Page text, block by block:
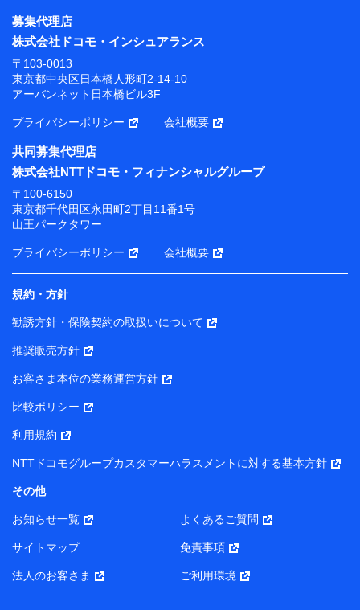
募集代理店
株式会社ドコモ・インシュアランス
〒103-0013
東京都中央区日本橋人形町2-14-10
アーバンネット日本橋ビル3F
プライバシーポリシー 会社概要
共同募集代理店
株式会社NTTドコモ・フィナンシャルグループ
〒100-6150
東京都千代田区永田町2丁目11番1号
山王パークタワー
プライバシーポリシー 会社概要
規約・方針
勧誘方針・保険契約の取扱いについて
推奨販売方針
お客さま本位の業務運営方針
比較ポリシー
利用規約
NTTドコモグループカスタマーハラスメントに対する基本方針
その他
お知らせ一覧 よくあるご質問
サイトマップ 免責事項
法人のお客さま ご利用環境